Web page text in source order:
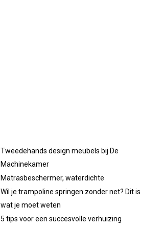
Tweedehands design meubels bij De
Machinekamer
Matrasbeschermer, waterdichte
Wil je trampoline springen zonder net? Dit is
wat je moet weten
5 tips voor een succesvolle verhuizing